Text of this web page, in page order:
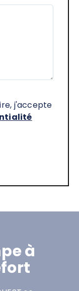
j'accepte
à